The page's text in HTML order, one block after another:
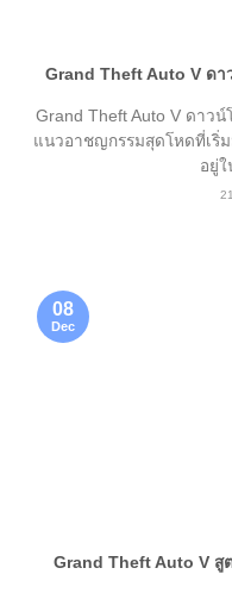
Grand Theft Auto V ดา
Grand Theft Auto V ดาวน์
แนวอาชญกรรมสุดโหดที่เริ่
อยู่
Grand Theft Auto V สูต
08
Dec